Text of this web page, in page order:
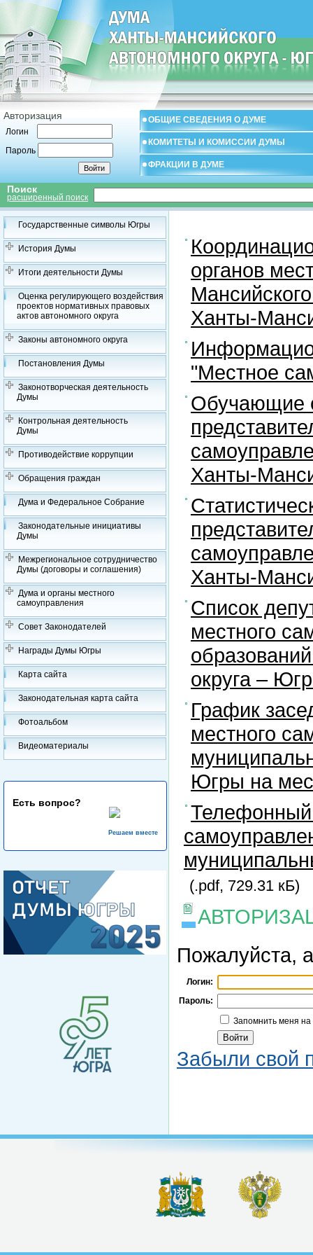
Авторизация
Логин
Пароль
ОБЩИЕ СВЕДЕНИЯ О ДУМЕ
КОМИТЕТЫ И КОМИССИИ ДУМЫ
ФРАКЦИИ В ДУМЕ
Поиск
расширенный поиск
Государственные символы Югры
История Думы
Итоги деятельности Думы
Оценка регулирующего воздействия
проектов нормативных правовых
актов автономного округа
Законы автономного округа
Постановления Думы
Законотворческая деятельность
Думы
Контрольная деятельность
Думы
Противодействие коррупции
Обращения граждан
Дума и Федеральное Собрание
Законодательные инициативы
Думы
Межрегиональное сотрудничество
Думы (договоры и соглашения)
Дума и органы местного
самоуправления
Совет Законодателей
Награды Думы Югры
Карта сайта
Законодательная карта сайта
Фотоальбом
Видеоматериалы
Есть вопрос?
Решаем вместе
органов
Ханты-
"Местное
Обучающие
Ханты-
Ханты-
Список
местного
округа –
График
местного
Югры на
Телефонный
(.pdf, 729.31 кБ)
Пожалуйста,
Логин:
Пароль:
Запомнить меня
Забыли свой